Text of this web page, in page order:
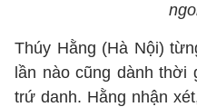
Thúy Hằng (Hà Nội)
lần nào cũng dành
trứ danh. Hằng nhận